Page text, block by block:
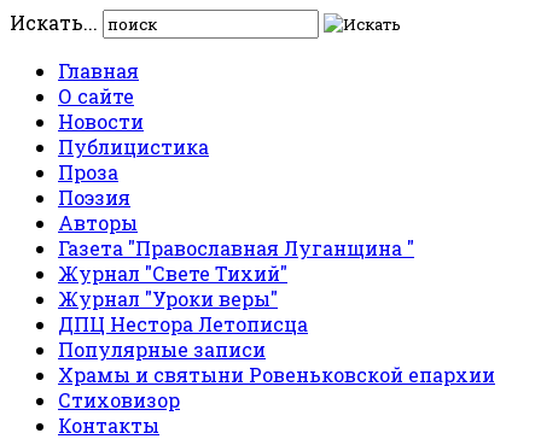
Искать...
Главная
О сайте
Новости
Публицистика
Проза
Поэзия
Авторы
Газета "Православная Луганщина "
Журнал "Свете Тихий"
Журнал "Уроки веры"
ДПЦ Нестора Летописца
Популярные записи
Храмы и святыни Ровеньковской епархии
Стиховизор
Контакты